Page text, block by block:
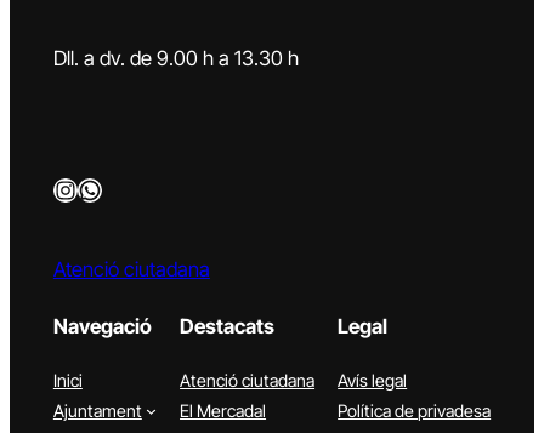
Dll. a dv. de 9.00 h a 13.30 h
InstagramWhatsApp
Atenció ciutadana
Navegació
Inici
Ajuntament
Destacats
Atenció ciutadana
El Mercadal
Legal
Avís legal
Política de privadesa